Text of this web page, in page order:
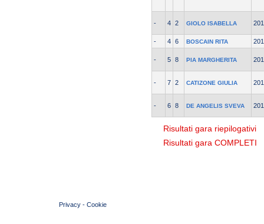
- 4 2 GIOLO ISABELLA
- 4 6 BOSCAIN RITA
- 5 8 PIA MARGHERITA
- 7 2 CATIZONE GIULIA
- 6 8 DE ANGELIS SVEVA
Risultati gara riepilogativi
Risultati gara COMPLETI
Privacy - Cookie